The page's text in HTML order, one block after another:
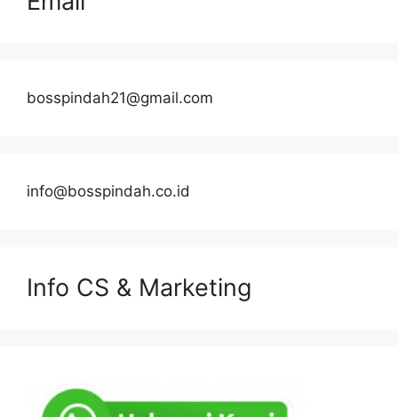
bosspindah21@gmail.com
info@bosspindah.co.id
Info CS & Marketing